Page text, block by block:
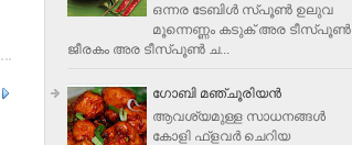
ഒന്നര ടേബിള്‍ സ്പൂണ്‍ ഉലുവ
മൂന്നെണ്ണം കടുക് അര ടീസ്പൂണ്‍
ജീരകം അര ടീസ്പൂണ്‍ ച...
ഗോബി മഞ്ചൂരിയന്‍
ആവശ്യമുള്ള സാധനങ്ങൾ
കോളി ഫ്ളവര്‍ ചെറിയ